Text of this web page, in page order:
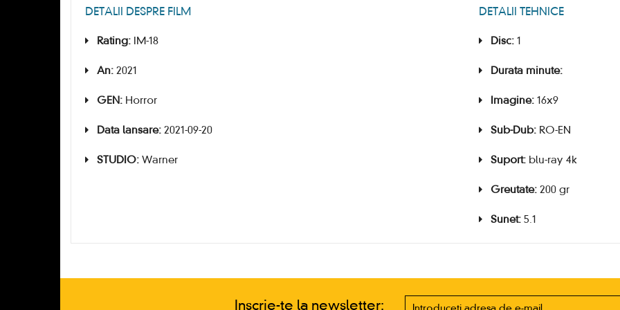
DETALII DESPRE FILM
Rating: IM-18
An: 2021
GEN: Horror
Data lansare: 2021-09-20
STUDIO: Warner
DETALII TEHNICE
Disc: 1
Durata minute:
Imagine: 16x9
Sub-Dub: RO-EN
Suport: blu-ray 4k
Greutate: 200 gr
Sunet: 5.1
Inscrie-te la newsletter: